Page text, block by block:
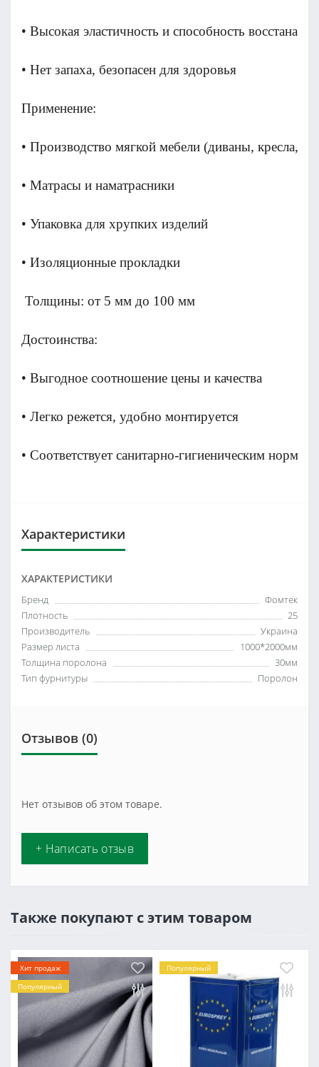
• Высокая эластичность и способность
• Нет запаха, безопасен для здоровья
Применение:
• Производство мягкой мебели (диваны, кресла,
• Матрасы и наматрасники
• Упаковка для хрупких изделий
• Изоляционные прокладки
Толщины: от 5 мм до 100 мм
Достоинства:
• Выгодное соотношение цены и качества
• Легко режется, удобно монтируется
• Соответствует санитарно-гигиеническим нормам
Характеристики
ХАРАКТЕРИСТИКИ
Бренд
Фомтек
Плотность
25
Производитель
Украина
Размер листа
1000*2000мм
Толщина поролона
30мм
Тип фурнитуры
Поролон
Отзывов (0)
Нет отзывов об этом товаре.
+ Написать отзыв
Также покупают с этим товаром
Хит продаж
Популярный
Популярный